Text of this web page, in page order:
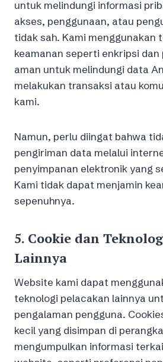
untuk melindungi informasi
akses, penggunaan, atau
tidak sah. Kami menggunakan
keamanan seperti enkripsi dan
aman untuk melindungi data
melakukan transaksi atau
kami.
Namun, perlu diingat bahwa
pengiriman data melalui
penyimpanan elektronik yang
Kami tidak dapat menjamin
sepenuhnya.
5. Cookie dan
Lainnya
Website kami dapat
teknologi pelacakan lainnya
pengalaman pengguna.
kecil yang disimpan di
mengumpulkan informasi